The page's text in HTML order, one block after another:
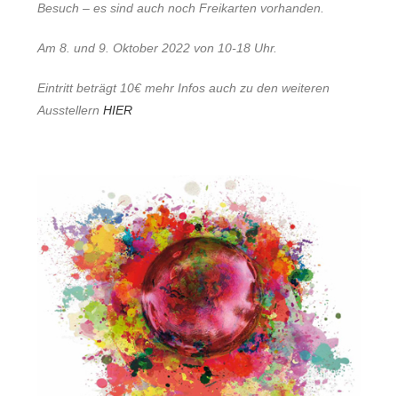
Besuch – es sind auch noch Freikarten vorhanden.
Am 8. und 9. Oktober 2022 von 10-18 Uhr.
Eintritt beträgt 10€ mehr Infos auch zu den weiteren
AusstellernHIER